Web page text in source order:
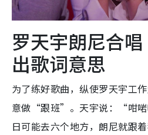
罗天宇朗尼合
出歌词意思
为了练好歌曲，纵使罗天宇工
意做“跟班”。天宇说：“咁啱
日可能去六个地方，朗尼就跟